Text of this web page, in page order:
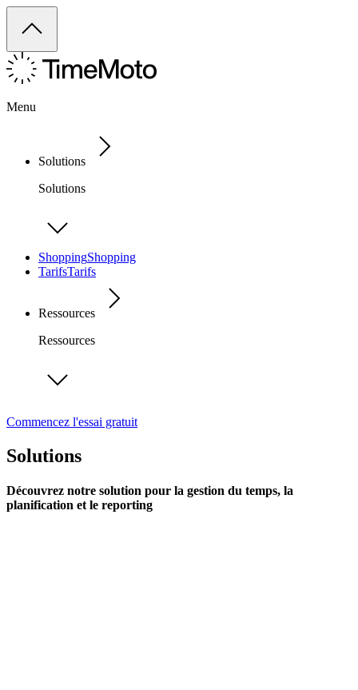
Menu
Solutions
Solutions
ShoppingShopping
TarifsTarifs
Ressources
Ressources
Commencez l'essai gratuit
Solutions
Découvrez notre solution pour la gestion du temps, la
planification et le reporting